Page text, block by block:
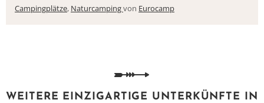
Campingplätze, Naturcampingvon Eurocamp
WEITERE EINZIGARTIGE UNTERKÜNFTE IN